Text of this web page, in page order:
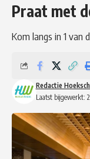
Praat met
Kom langs in 1 van
Laatst bijgewerkt:
Redactie